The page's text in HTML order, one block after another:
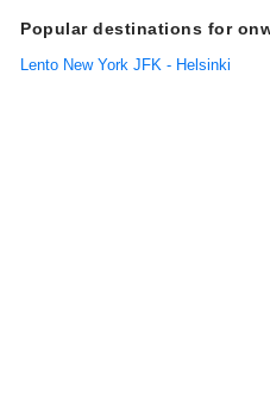
Popular destinations for
Lento New York JFK - Helsinki